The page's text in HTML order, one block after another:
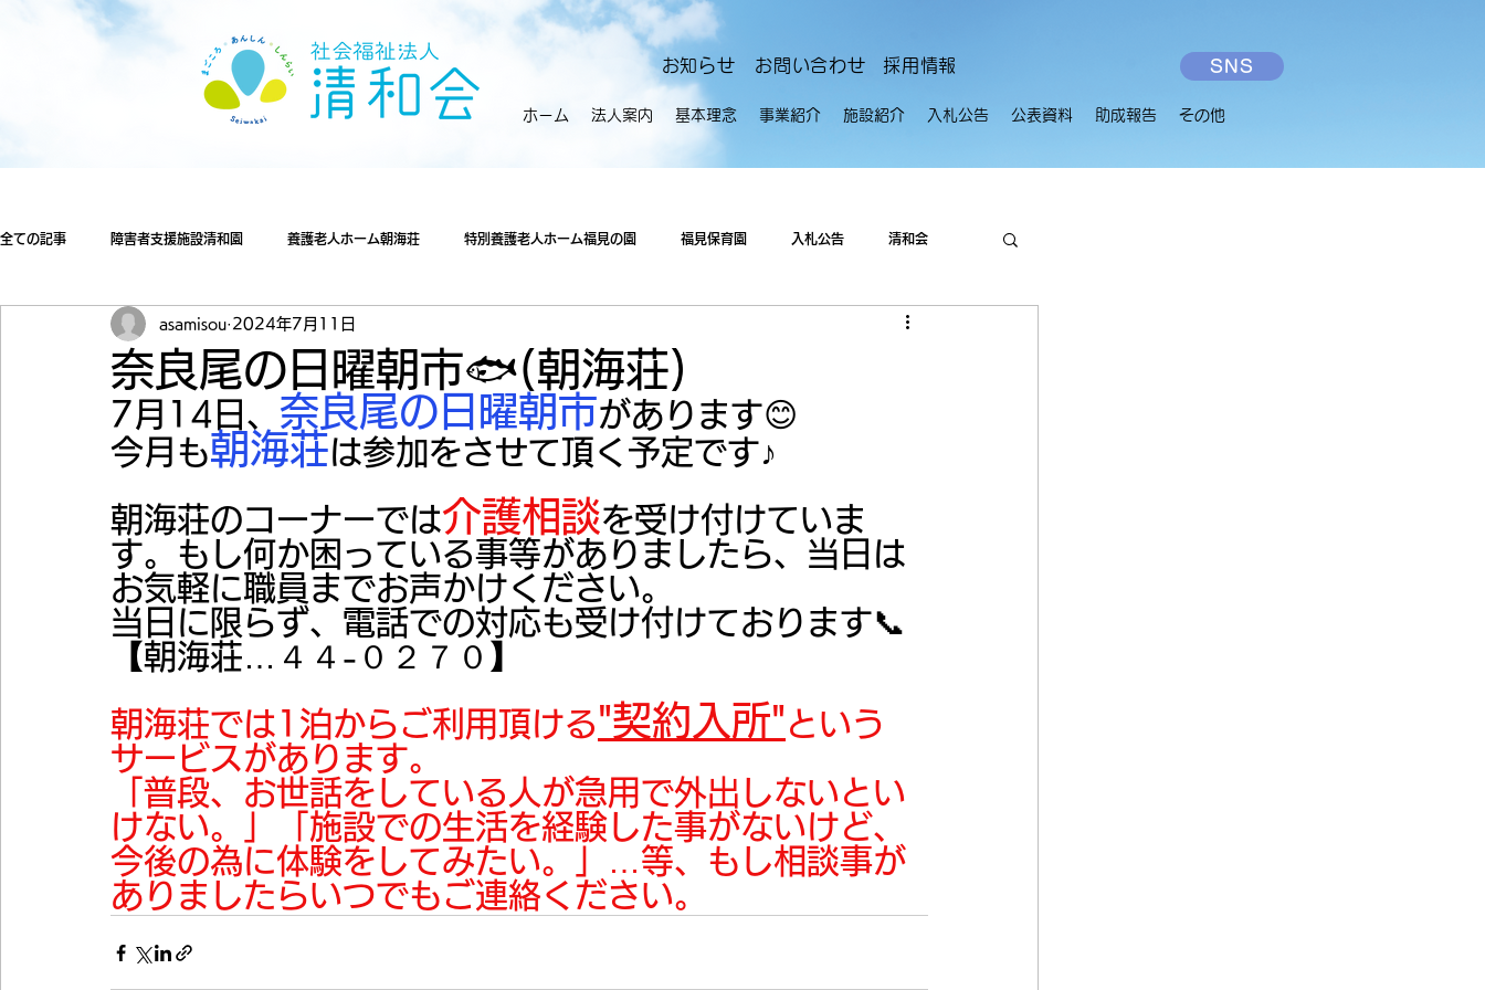
​お知らせ お問い合わせ 採用情報 SNS
ホーム 法人案内 基本理念 事業紹介 施設紹介 入札公告 公表資料 助成報告 その他
全ての記事 障害者支援施設清和園 養護老人ホーム朝海荘 特別養護老人ホーム福見の園 福見保育園 入札公告 清和会
奈良尾の日曜朝市🐟(朝海荘)
asamisou 2024年7月11日
7月14日、 奈良尾の日曜朝市があります😊
今月も朝海荘は参加をさせて頂く予定です♪
朝海荘のコーナーでは介護相談を受け付けていま
す。 もし何か困っている事等がありましたら、当日は
お気軽に職員までお声かけください。
当日に限らず、電話での対応も受け付けております📞
【朝海荘…４４-０２７０】
朝海荘では1泊からご利用頂ける"契約入所" という
サービスがあります。
「普段、お世話をしている人が急用で外出しないとい
けない。」「施設での生活を経験した事がないけど、
今後の為に体験をしてみたい。」…等、もし相談事が
ありましたらいつでもご連絡ください。